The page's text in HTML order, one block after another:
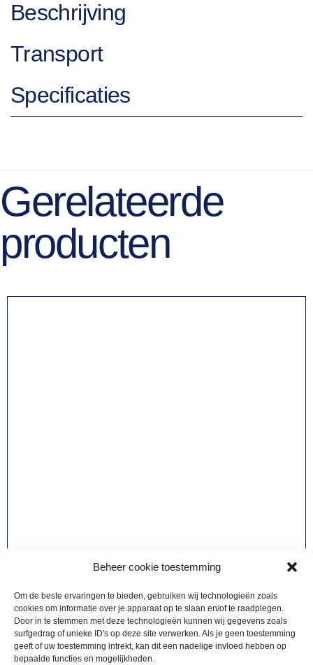
Beheer cookie toestemming
Om de beste ervaringen te bieden, gebruiken wij technologieën zoals
cookies om informatie over je apparaat op te slaan en/of te raadplegen.
Door in te stemmen met deze technologieën kunnen wij gegevens zoals
surfgedrag of unieke ID's op deze site verwerken. Als je geen toestemming
geeft of uw toestemming intrekt, kan dit een nadelige invloed hebben op
bepaalde functies en mogelijkheden.
Beschrijving
Transport
Specificaties
Gerelateerde
producten
TOEBEHOREN
Spoelborstel nylon 3,50